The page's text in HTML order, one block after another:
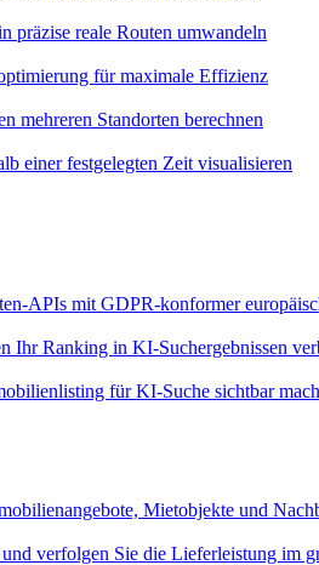
präzise reale Routen umwandeln
für maximale Effizienz
mehreren Standorten berechnen
einer festgelegten Zeit visualisieren
APIs mit GDPR-konformer
Ihr Ranking in KI-Suchergebnissen
für KI-Suche sichtbar
Mietobjekte und
verfolgen Sie die Lieferleistung im